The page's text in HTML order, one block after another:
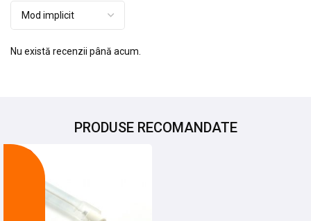
Nu există recenzii până acum.
PRODUSE RECOMANDATE